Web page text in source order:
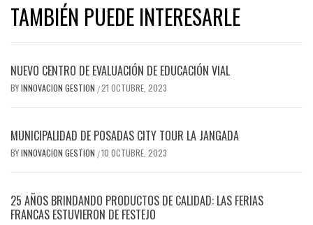
TAMBIÉN PUEDE INTERESARLE
NUEVO CENTRO DE EVALUACIÓN DE EDUCACIÓN VIAL
BYINNOVACION GESTION /21 OCTUBRE, 2023
MUNICIPALIDAD DE POSADAS CITY TOUR LA JANGADA
BYINNOVACION GESTION /10 OCTUBRE, 2023
25 AÑOS BRINDANDO PRODUCTOS DE CALIDAD: LAS FERIAS
FRANCAS ESTUVIERON DE FESTEJO